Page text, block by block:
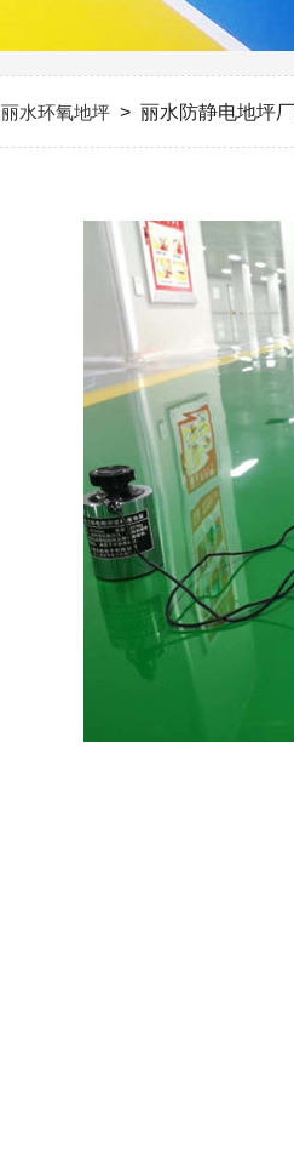
丽水环氧地坪 > 丽水防静电地坪